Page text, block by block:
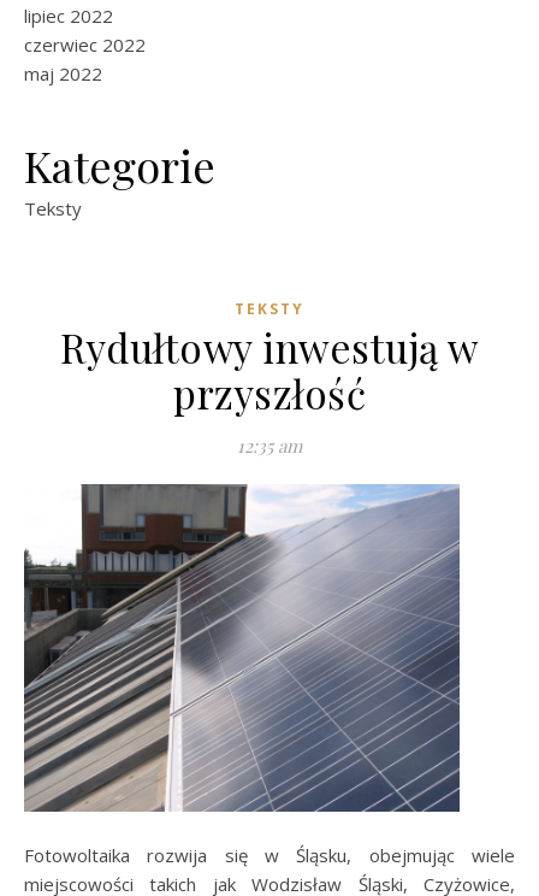
lipiec 2022
czerwiec 2022
maj 2022
Kategorie
Teksty
TEKSTY
Rydułtowy inwestują w
przyszłość
12:35 am
Fotowoltaika rozwija się w Śląsku, obejmując wiele
miejscowości takich jak Wodzisław Śląski, Czyżowice,